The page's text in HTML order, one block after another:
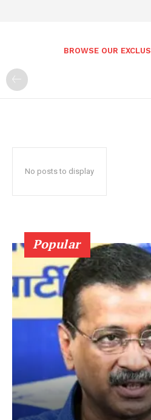
BROWSE OUR
No posts to display
Popular